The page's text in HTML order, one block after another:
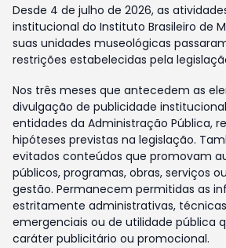
Desde 4 de julho de 2026, as
institucional do Instituto Brasileiro de
suas unidades museológicas
restrições estabelecidas pela
Nos três meses que antecedem as
divulgação de publicidade
entidades da Administração Pública,
hipóteses previstas na legislação.
evitados conteúdos que promovam
públicos, programas, obras, serviços
gestão. Permanecem permitidas as
estritamente administrativas,
emergenciais ou de utilidade pública
caráter publicitário ou promocional.